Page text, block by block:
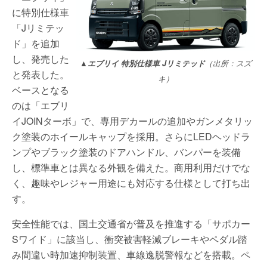
▲エブリイ 特別仕様車 Jリミテッド（出所：スズ
キ）
に特別仕様車
「Jリミテッ
ド」を追加
し、発売した
と発表した。
ベースとなる
のは「エブリ
イJOINターボ」で、専用デカールの追加やガンメタリッ
ク塗装のホイールキャップを採用。さらにLEDヘッドラ
ンプやブラック塗装のドアハンドル、バンパーを装備
し、標準車とは異なる外観を備えた。商用利用だけでな
く、趣味やレジャー用途にも対応する仕様として打ち出
す。
安全性能では、国土交通省が普及を推進する「サポカー
Sワイド」に該当し、衝突被害軽減ブレーキやペダル踏
み間違い時加速抑制装置、車線逸脱警報などを搭載。ペ